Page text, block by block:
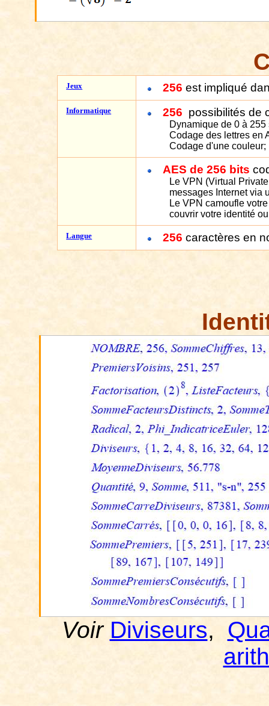
Jeux 256est impliqué
Informatique 256 possibilités de
Dynamique de 0 à
Codage des lettres en
Codage d'une couleur;
AES de 256 bits
Le VPN (Virtual
messages Internet via
Le VPN camoufle
couvrir votre identité
Langue 256caractères en
Voir Diviseurs,